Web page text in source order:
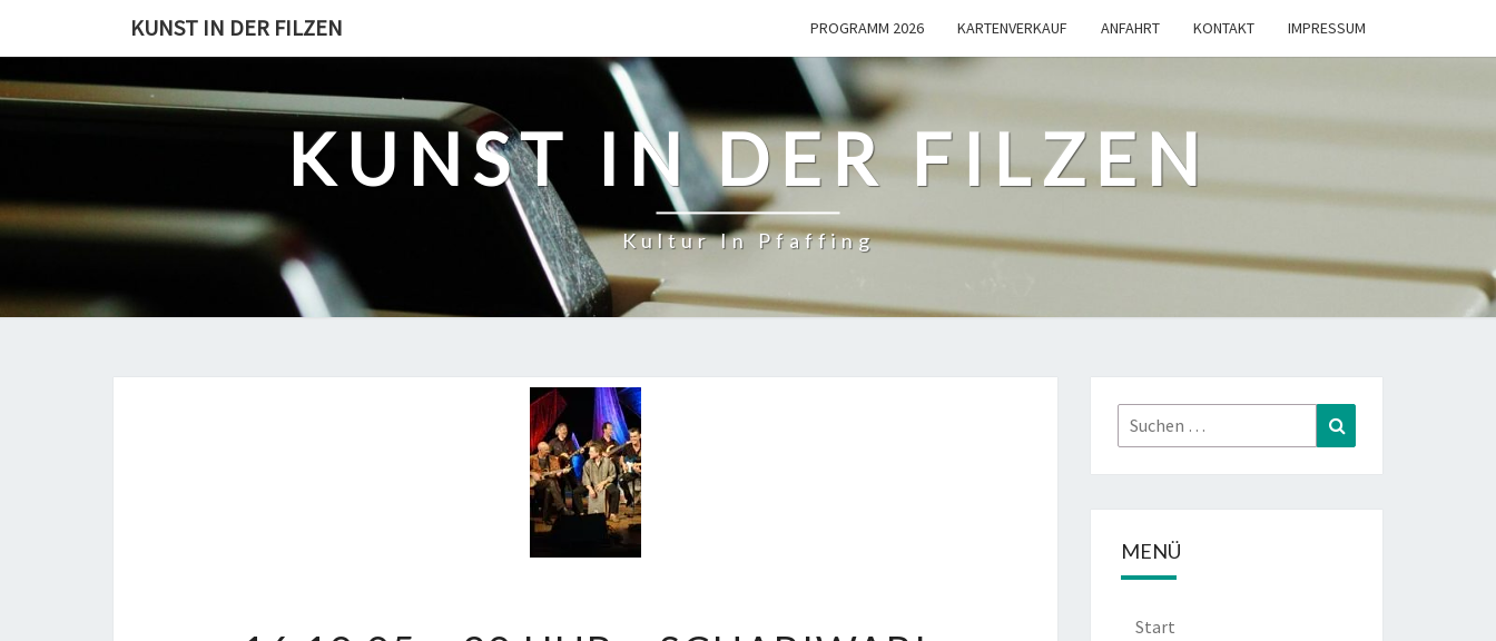
content
KUNST IN DER FILZEN PROGRAMM 2026 KARTENVERKAUF ANFAHRT KONTAKT IMPRESSUM
KUNST IN DER FILZEN
Kultur In Pfaffing
Suchen
nach:
MENÜ
Start